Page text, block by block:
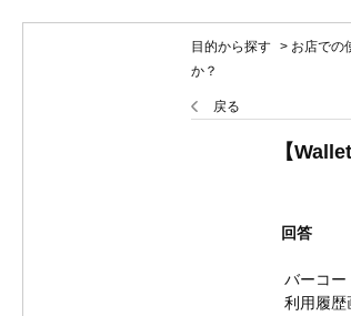
目的から探す > お店での
か？
戻る
【
回答
バーコー
利用履歴